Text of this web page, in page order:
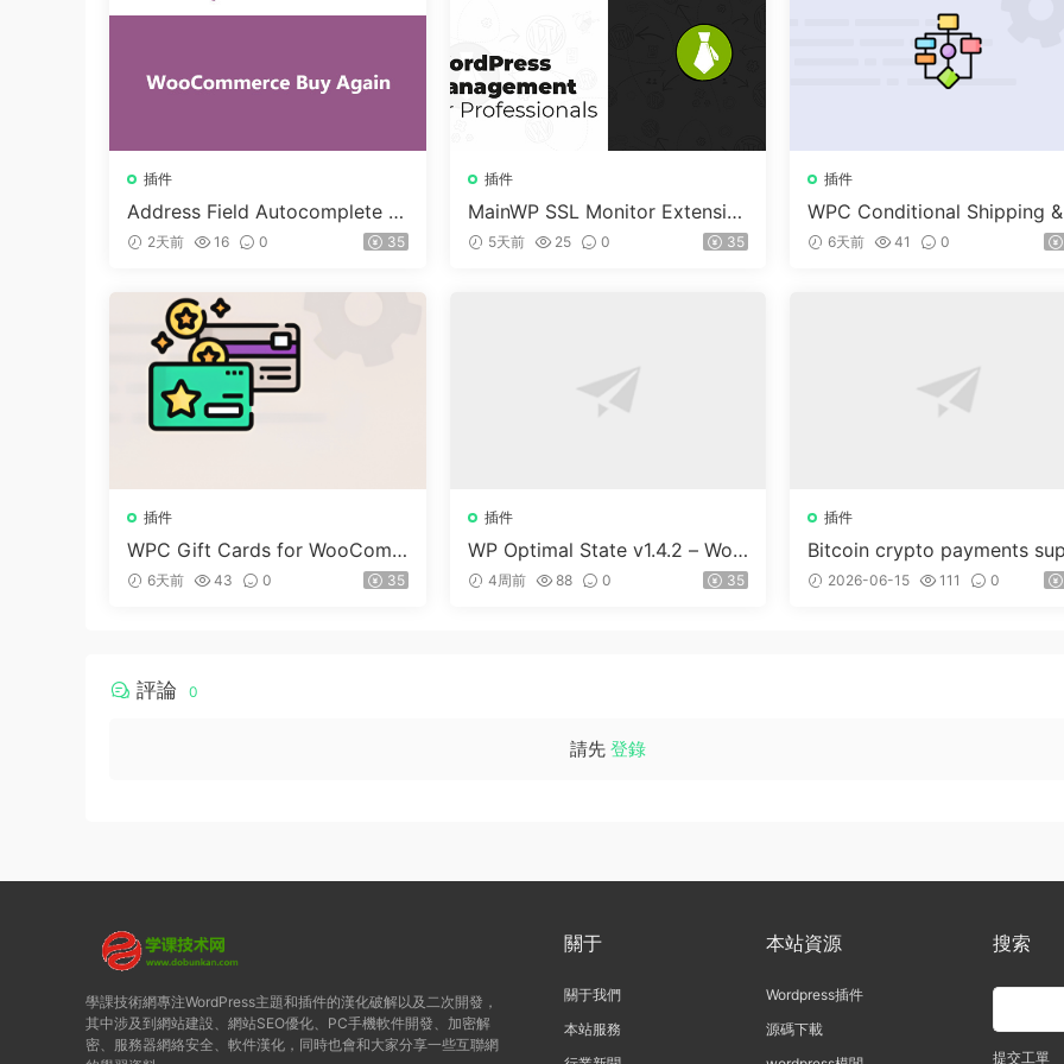
插件
Address Field Autocomplete F
or WooCommerce v1.3.2
2天前 16 0 35
插件
MainWP SSL Monitor Extensio
n v5.2
5天前 25 0 35
插件
WPC Conditional Shipping
ayments (Premium) v1.0.2
6天前 41 0
插件
WPC Gift Cards for WooCom
merce (Premium) v1.0.2
6天前 43 0 35
插件
WP Optimal State v1.4.2 – Wor
dPress 優化、清理和安全套件
4周前 88 0 35
插件
Bitcoin crypto payments
ort for CryptoPay v1.4.3
2026-06-15 111 0
評論 0
請先 登錄
學課技術網專注WordPress主題和插件的漢化破解以及二次開發，
其中涉及到網站建設、網站SEO優化、PC手機軟件開發、加密解
密、服務器網絡安全、軟件漢化，同時也會和大家分享一些互聯網
關于
關于我們
本站服務
本站資源
Wordpress插件
源碼下載
搜索
提交工單